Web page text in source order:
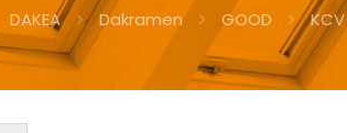
DAKEA Dakramen GOOD